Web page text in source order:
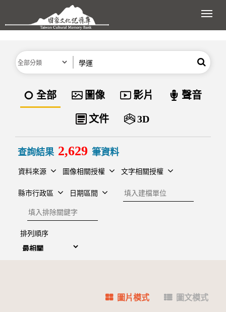
跳到主要內容區塊
展
分類 搜尋
資料類型
全部 圖像 影片 聲音
文件 3D
查詢結果 2,629 筆資料
資料來源 圖像相關授權 文字相關授權
縣市行政區 日期區間
建檔單位
排除關鍵字
排列順序
圖片模式 圖文模式